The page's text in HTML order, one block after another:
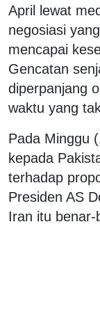
April lewat
negosiasi
mencapai
Gencatan
diperpanjang
waktu yang
Pada Minggu
kepada
terhadap
Presiden AS
Iran itu